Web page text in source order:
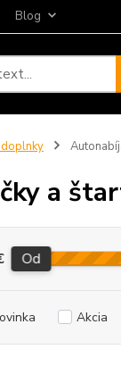
Blog
a
Od
Akcia